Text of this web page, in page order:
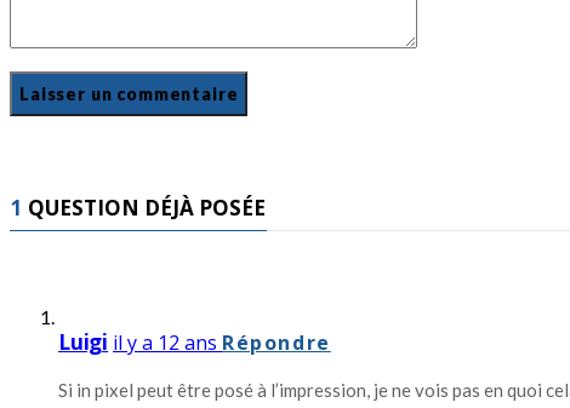
1 QUESTION DÉJÀ POSÉE
Luigi il y a 12 ans Répondre
Si in pixel peut être posé à l’impression, je ne vois pas en quoi